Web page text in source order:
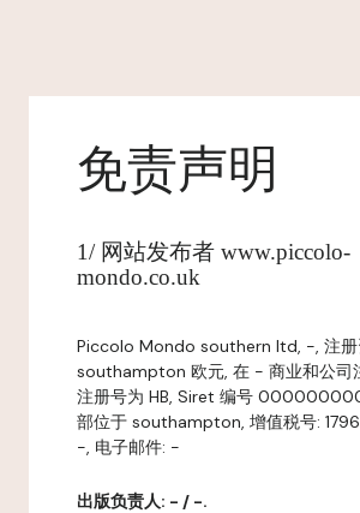
免责声明
1/ 网站发布者 www.piccolo-
mondo.co.uk
Piccolo Mondo southern ltd, -, 注册
southampton 欧元, 在 - 商业和公司
注册号为 HB, Siret 编号
部位于 southampton, 增值税号:
-, 电子邮件: -
出版负责人: - / -.